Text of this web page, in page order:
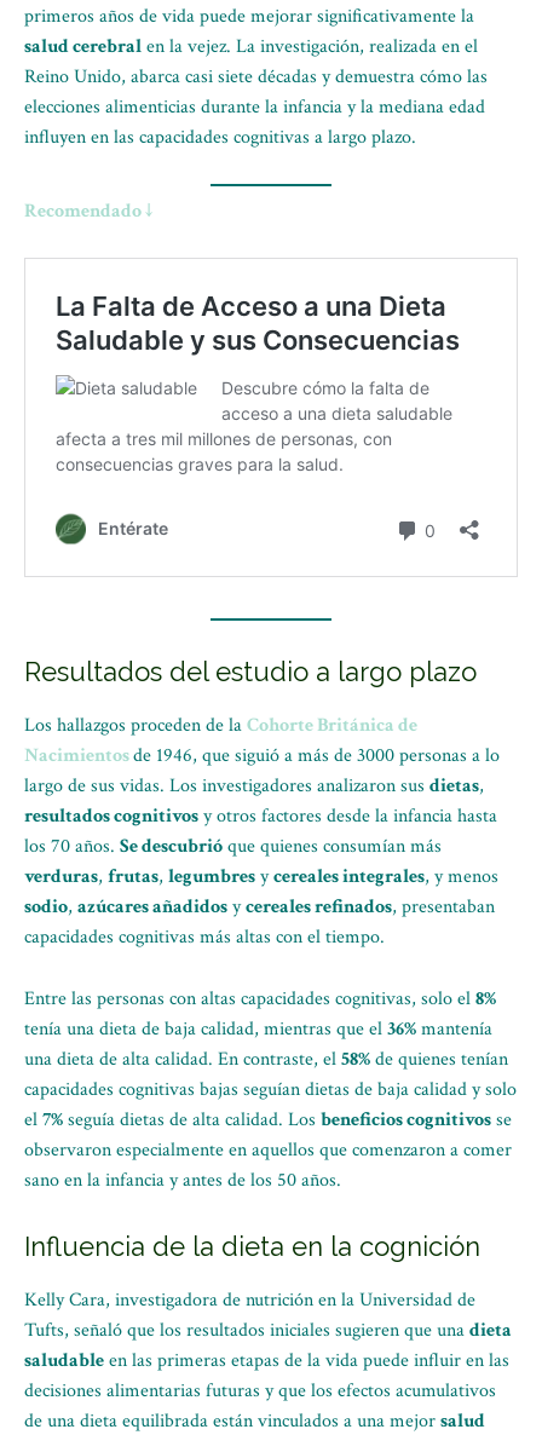
primeros años de vida puede mejorar significativamente la
salud cerebralen la vejez. La investigación, realizada en el
Reino Unido, abarca casi siete décadas y demuestra cómo las
elecciones alimenticias durante la infancia y la mediana edad
influyen en las capacidades cognitivas a largo plazo.
Recomendado ↓
Resultados del estudio a largo plazo
Los hallazgos proceden de laCohorte Británica de
Nacimientosde 1946, que siguió a más de 3000 personas a lo
largo de sus vidas. Los investigadores analizaron sus dietas,
resultados cognitivosy otros factores desde la infancia hasta
los 70 años. Se descubrióque quienes consumían más
verduras, frutas, legumbresycereales integrales, y menos
sodio, azúcares añadidosycereales refinados, presentaban
capacidades cognitivas más altas con el tiempo.
Entre las personas con altas capacidades cognitivas, solo el8%
tenía una dieta de baja calidad, mientras que el36%mantenía
una dieta de alta calidad. En contraste, el58%de quienes tenían
capacidades cognitivas bajas seguían dietas de baja calidad y solo
el7%seguía dietas de alta calidad. Los beneficios cognitivosse
observaron especialmente en aquellos que comenzaron a comer
sano en la infancia y antes de los 50 años.
Influencia de la dieta en la cognición
Kelly Cara, investigadora de nutrición en la Universidad de
Tufts, señaló que los resultados iniciales sugieren que unadieta
saludableen las primeras etapas de la vida puede influir en las
decisiones alimentarias futuras y que los efectos acumulativos
de una dieta equilibrada están vinculados a una mejorsalud